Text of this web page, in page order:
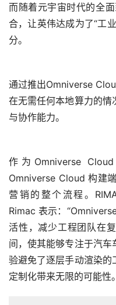
通过推出Omniverse
作为Omniverse
Rimac 表示：
活性，减少工程团队在
间，使其能够专注于汽
验避免了逐层手动渲染
定制化带来无限的可能性